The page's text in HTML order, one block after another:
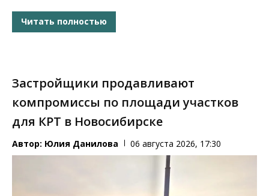
Читать полностью
Застройщики продавливают
компромиссы по площади участков
для КРТ в Новосибирске
Автор: Юлия Данилова 06 августа 2026, 17:30